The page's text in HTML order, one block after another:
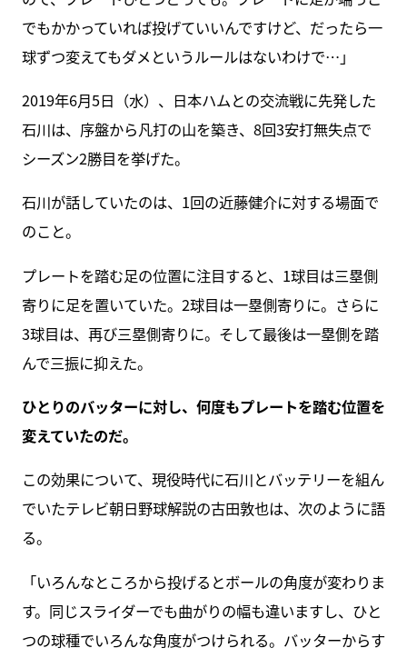
でもかかっていれば投げていいんですけど、だったら一
球ずつ変えてもダメというルールはないわけで…」
2019年6月5日（水）、日本ハムとの交流戦に先発した
石川は、序盤から凡打の山を築き、8回3安打無失点で
シーズン2勝目を挙げた。
石川が話していたのは、1回の近藤健介に対する場面で
のこと。
プレートを踏む足の位置に注目すると、1球目は三塁側
寄りに足を置いていた。2球目は一塁側寄りに。さらに
3球目は、再び三塁側寄りに。そして最後は一塁側を踏
んで三振に抑えた。
ひとりのバッターに対し、何度もプレートを踏む位置を
変えていたのだ。
この効果について、現役時代に石川とバッテリーを組ん
でいたテレビ朝日野球解説の古田敦也は、次のように語
る。
「いろんなところから投げるとボールの角度が変わりま
す。同じスライダーでも曲がりの幅も違いますし、ひと
つの球種でいろんな角度がつけられる。バッターからす